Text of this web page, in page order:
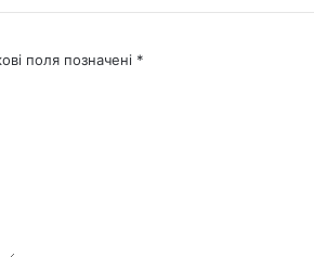
поля позначені *